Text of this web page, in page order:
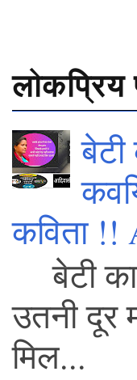
लोकप्रिय
बेटी
कविता
बेटी का
उतनी दूर
मिल...